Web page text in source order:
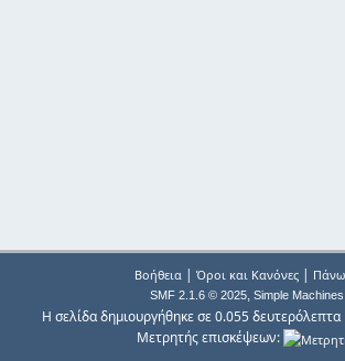
Βοήθεια| Όροι και Κανόνες|
SMF 2.1.6 © 2025, Simple Machines
Η σελίδα δημιουργήθηκε σε 0.055
Μετρητής επισκέψεων: